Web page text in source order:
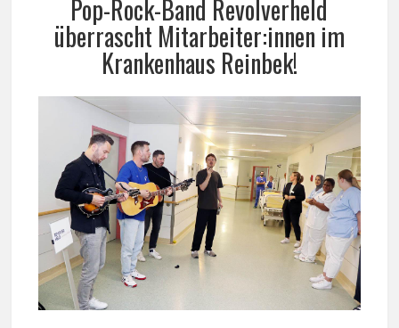
Pop-Rock-Band Revolverheld
überrascht Mitarbeiter:innen im
Krankenhaus Reinbek!